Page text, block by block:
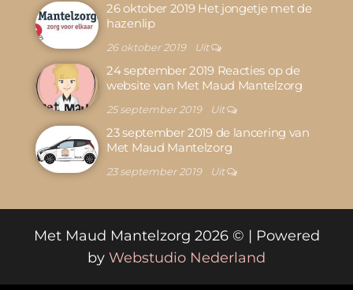
26 oktober 2019 Het jongetje met de
hazenlip
26 oktober 2019 Uit
24 september 2019 Reacties op de
website van Met Maud Mantelzorg
25 september 2019 Uit
23 september 2019 de lancering van
Met Maud Mantelzorg
23 september 2019 Uit
Met Maud Mantelzorg 2026 © | Powered
by Webstudio Nederland